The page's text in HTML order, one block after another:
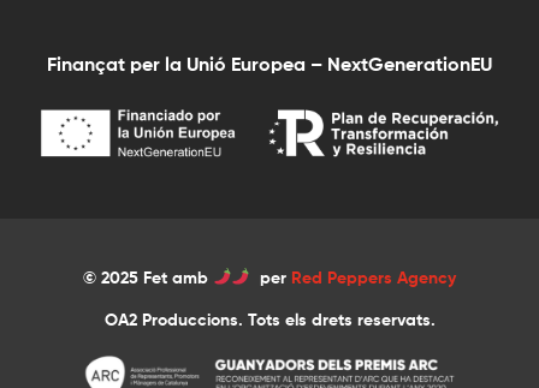
Finançat per la Unió Europea – NextGenerationEU
© 2025 Fet amb per Red Peppers Agency
OA2 Produccions. Tots els drets reservats.